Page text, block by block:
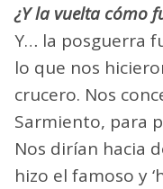
¿Y la vuelta cómo
Y… la posguerra
lo que nos
crucero. Nos
Sarmiento, para
Nos dirían hacia
hizo el famoso y